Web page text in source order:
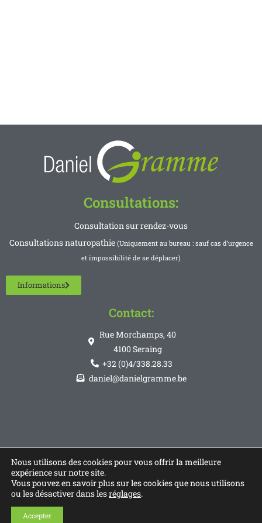
Consultations:
Consultation sur rendez-vous
Consultations naturopathie (Uniquement au bureau : sauf cas d’urgence
et impossibilité de se déplacer)
Informations
Contact:
Rue Morchamps, 40
4100 Seraing
+32 (0)4/338.28.33
daniel@danielgramme.be
Nous utilisons des cookies pour vous offrir la meilleure
expérience sur notre site.
Vous pouvez en savoir plus sur les cookies que nous utilisons
ou les désactiver dans lesréglages.
Accepter